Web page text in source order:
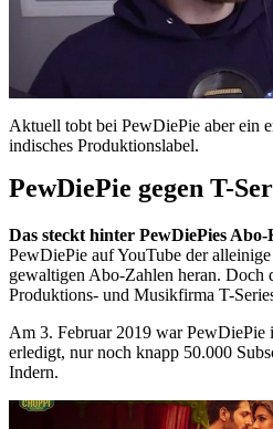
Aktuell tobt bei PewDiePie aber ein
indisches Produktionslabel.
PewDiePie gegen T-
Das steckt hinter PewDiePies
PewDiePie auf YouTube der
gewaltigen Abo-Zahlen heran. Doch
Produktions- und Musikfirma T-
Am 3. Februar 2019 war PewDiePie
erledigt, nur noch knapp 50.000
Indern.